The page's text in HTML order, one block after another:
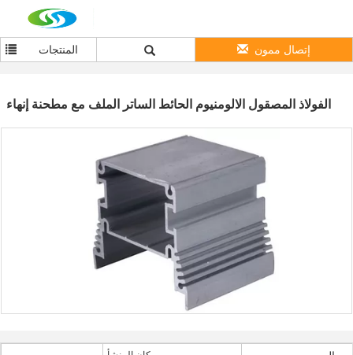
المنتجات إتصال ممون
الفولاذ المصقول الالومنيوم الحائط الساتر الملف مع مطحنة إنهاء